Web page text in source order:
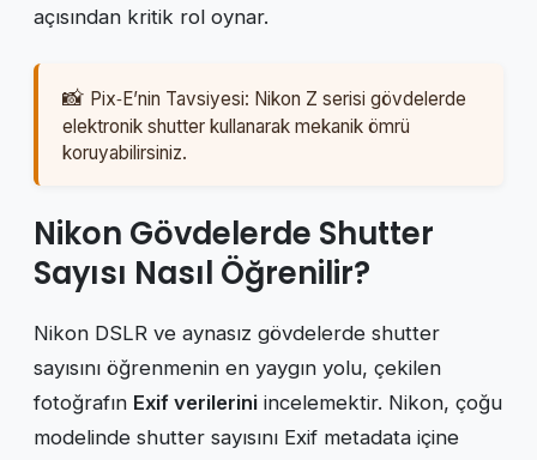
açısından kritik rol oynar.
Pix‑E’nin Tavsiyesi: Nikon Z serisi gövdelerde
elektronik shutter kullanarak mekanik ömrü
koruyabilirsiniz.
Nikon Gövdelerde Shutter
Sayısı Nasıl Öğrenilir?
Nikon DSLR ve aynasız gövdelerde shutter
sayısını öğrenmenin en yaygın yolu, çekilen
fotoğrafın Exif verilerini incelemektir. Nikon, çoğu
modelinde shutter sayısını Exif metadata içine